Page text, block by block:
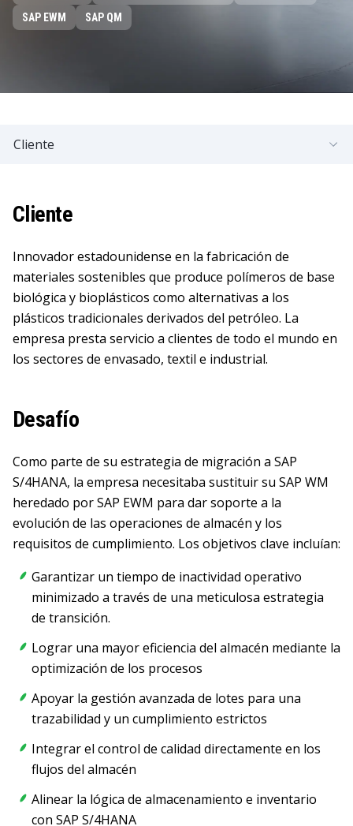
SAP EWM
SAP QM
Cliente
Cliente
Innovador estadounidense en la fabricación de
materiales sostenibles que produce polímeros de base
biológica y bioplásticos como alternativas a los
plásticos tradicionales derivados del petróleo. La
empresa presta servicio a clientes de todo el mundo en
los sectores de envasado, textil e industrial.
Desafío
Como parte de su estrategia de migración a SAP
S/4HANA, la empresa necesitaba sustituir su SAP WM
heredado por SAP EWM para dar soporte a la
evolución de las operaciones de almacén y los
requisitos de cumplimiento. Los objetivos clave incluían:
Garantizar un tiempo de inactividad operativo
minimizado a través de una meticulosa estrategia
de transición.
Lograr una mayor eficiencia del almacén mediante la
optimización de los procesos
Apoyar la gestión avanzada de lotes para una
trazabilidad y un cumplimiento estrictos
Integrar el control de calidad directamente en los
flujos del almacén
Alinear la lógica de almacenamiento e inventario
con SAP S/4HANA